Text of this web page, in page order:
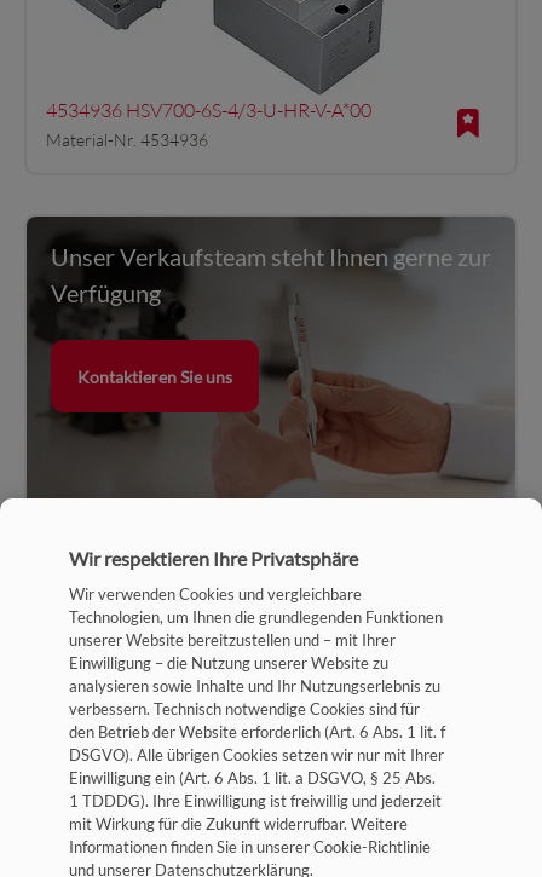
4534936 HSV700-6S-4/3-U-HR-V-A*00
Material-Nr. 4534936
Unser Verkaufsteam steht Ihnen gerne zur
Verfügung
Kontaktieren Sie uns
Impressum
Datenschutz
Allgemeine Geschäftsbedingungen
Cookie-Einstellungen
Wir respektieren Ihre Privatsphäre
Wir verwenden Cookies und vergleichbare
Technologien, um Ihnen die grundlegenden Funktionen
unserer Website bereitzustellen und – mit Ihrer
Einwilligung – die Nutzung unserer Website zu
analysieren sowie Inhalte und Ihr Nutzungserlebnis zu
verbessern. Technisch notwendige Cookies sind für
den Betrieb der Website erforderlich (Art. 6 Abs. 1 lit. f
DSGVO). Alle übrigen Cookies setzen wir nur mit Ihrer
Einwilligung ein (Art. 6 Abs. 1 lit. a DSGVO, § 25 Abs.
1 TDDDG). Ihre Einwilligung ist freiwillig und jederzeit
mit Wirkung für die Zukunft widerrufbar. Weitere
Informationen finden Sie in unserer Cookie-Richtlinie
und unserer Datenschutzerklärung.